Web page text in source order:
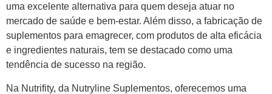
uma excelente alternativa para quem deseja atuar no
mercado de saúde e bem-estar. Além disso, a fabricação de
suplementos para emagrecer, com produtos de alta eficácia
e ingredientes naturais, tem se destacado como uma
tendência de sucesso na região.
Na Nutrifity, da Nutryline Suplementos, oferecemos uma